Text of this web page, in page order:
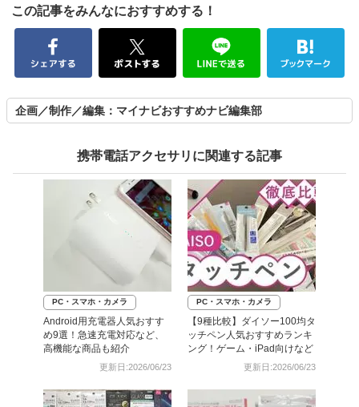
この記事をみんなにおすすめする！
企画／制作／編集：マイナビおすすめナビ編集部
携帯電話アクセサリに関連する記事
PC・スマホ・カメラ
Android用充電器人気おすす
め9選！急速充電対応など、
高機能な商品も紹介
更新日:2026/06/23
PC・スマホ・カメラ
【9種比較】ダイソー100均タ
ッチペン人気おすすめランキ
ング！ゲーム・iPad向けなど
更新日:2026/06/23